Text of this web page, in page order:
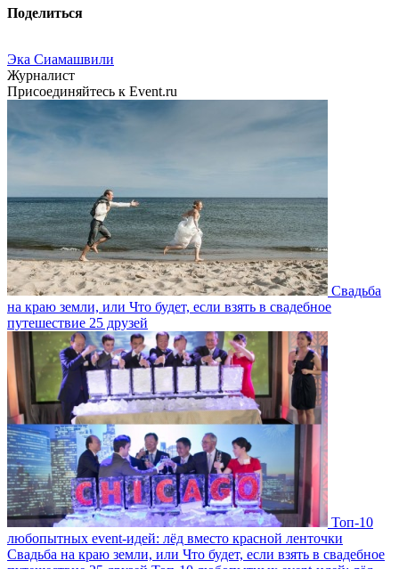
Поделиться
Эка Сиамашвили
Журналист
Присоединяйтесь к Event.ru
Свадьба
на краю земли, или Что будет, если взять в свадебное
путешествие 25 друзей
Топ-10
любопытных event-идей: лёд вместо красной ленточки
Свадьба на краю земли, или Что будет, если взять в свадебное